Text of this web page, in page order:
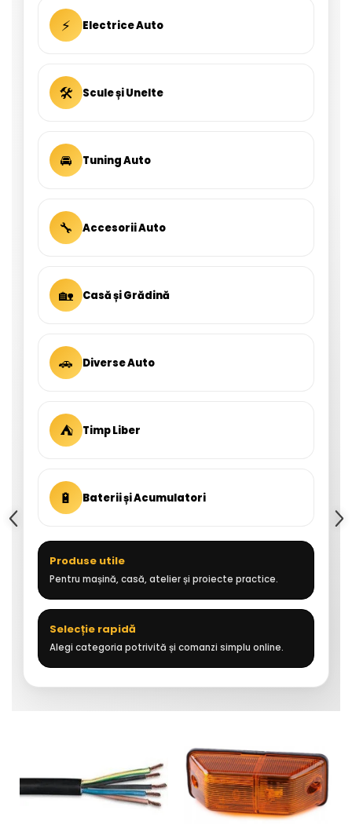
⚡ Electrice Auto
🛠 Scule și Unelte
🚘 Tuning Auto
🔧 Accesorii Auto
🏡 Casă și Grădină
🚗 Diverse Auto
⛺ Timp Liber
🔋 Baterii și Acumulatori
Produse utile
Pentru mașină, casă, atelier și proiecte practice.
Selecție rapidă
Alegi categoria potrivită și comanzi simplu online.